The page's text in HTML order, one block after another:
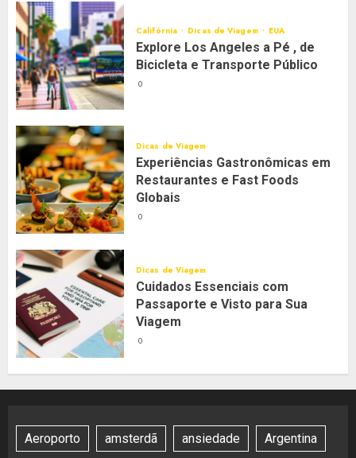
Califórnia Dicas de Viagem EUA
Explore Los Angeles a Pé , de
Bicicleta e Transporte Público
0
Dicas de Viagem
Experiências Gastronômicas em
Restaurantes e Fast Foods
Globais
0
Dicas de Viagem
Cuidados Essenciais com
Passaporte e Visto para Sua
Viagem
0
Aeroporto amsterdã ansiedade Argentina